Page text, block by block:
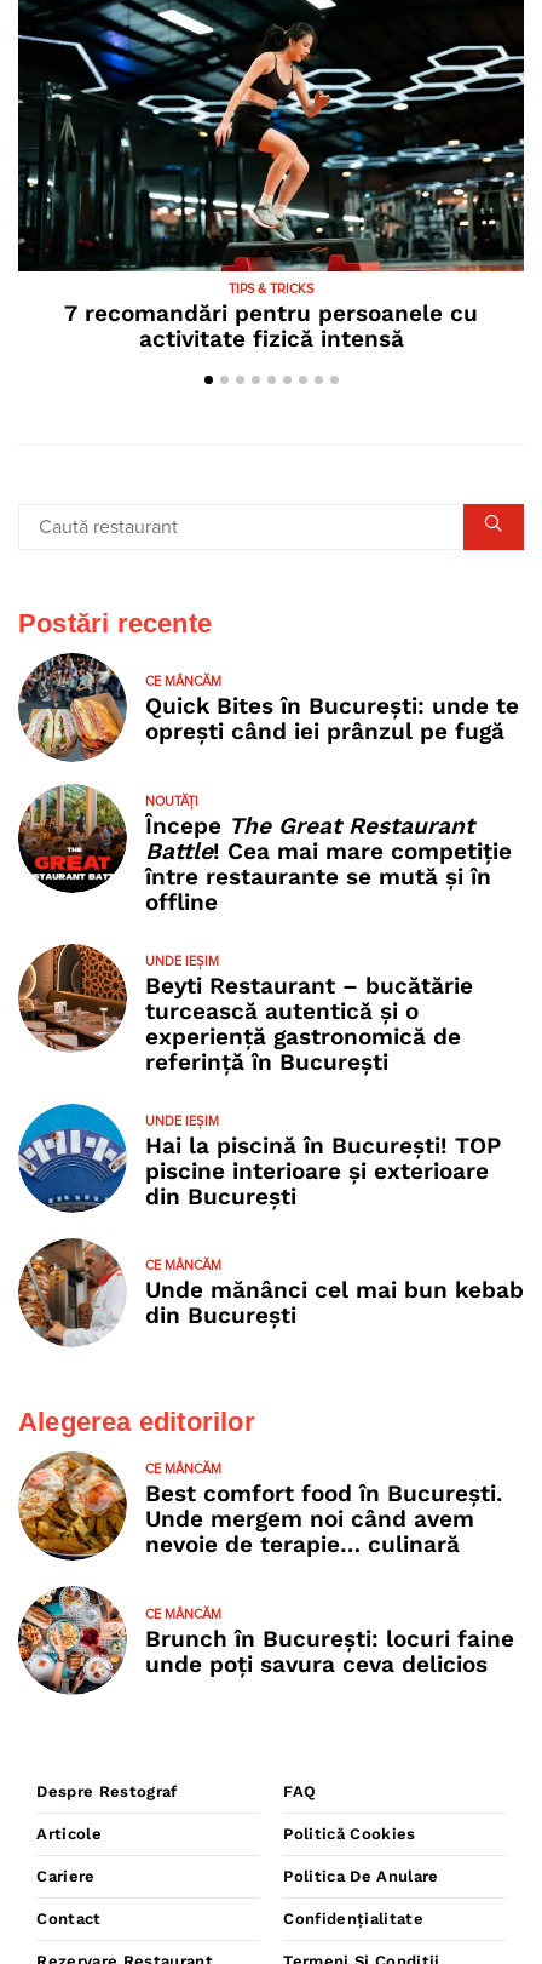
TIPS & TRICKS
7 recomandări pentru persoanele cu
activitate fizică intensă
Postări recente
CE MÂNCĂM
Quick Bites în București: unde te
oprești când iei prânzul pe fugă
NOUTĂȚI
Începe The Great Restaurant
Battle! Cea mai mare competiție
între restaurante se mută și în
offline
UNDE IEȘIM
Beyti Restaurant – bucătărie
turcească autentică și o
experiență gastronomică de
referință în București
UNDE IEȘIM
Hai la piscină în București! TOP
piscine interioare și exterioare
din București
CE MÂNCĂM
Unde mănânci cel mai bun kebab
din București
Alegerea editorilor
CE MÂNCĂM
Best comfort food în București.
Unde mergem noi când avem
nevoie de terapie… culinară
CE MÂNCĂM
Brunch în București: locuri faine
unde poţi savura ceva delicios
Despre Restograf
Articole
Cariere
Contact
FAQ
Politică Cookies
Politica De Anulare
Confidențialitate